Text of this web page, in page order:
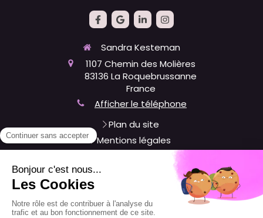
Sandra Kesteman
1107 Chemin des Molières
83136 La Roquebrussanne
France
Afficher le téléphone
Plan du site
Mentions légales
Dulundi
vendredi
Lesamedi